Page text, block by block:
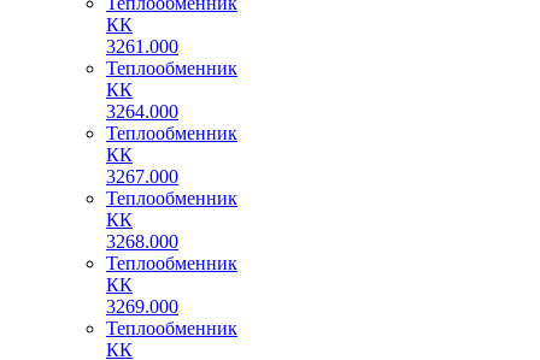
КК
3261.000
Теплообменник
КК
3264.000
Теплообменник
КК
3267.000
Теплообменник
КК
3268.000
Теплообменник
КК
3269.000
Теплообменник
КК